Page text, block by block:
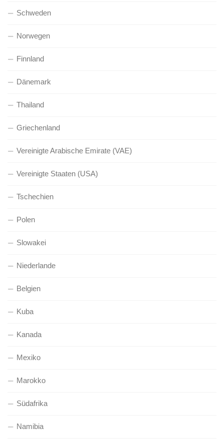
Schweden
Norwegen
Finnland
Dänemark
Thailand
Griechenland
Vereinigte Arabische Emirate (VAE)
Vereinigte Staaten (USA)
Tschechien
Polen
Slowakei
Niederlande
Belgien
Kuba
Kanada
Mexiko
Marokko
Südafrika
Namibia